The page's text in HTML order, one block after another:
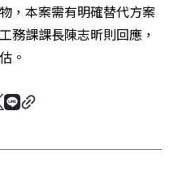
，本案需有明確替代方案
務課課長陳志昕則回應，
。